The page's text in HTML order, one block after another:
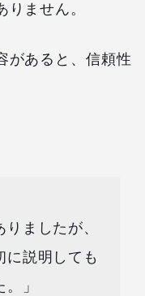
ません。
があると、信頼性
ましたが、
に説明しても
」